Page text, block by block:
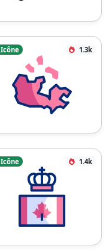
Icône 1.3k
Icône 1.4k